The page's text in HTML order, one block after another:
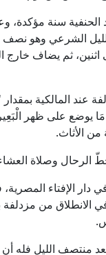
سنة مؤكدة،
الليل الشرعي وهو
اثنين، ثم يضاف
عند المالكية
مَا يوضع على ظهر
الأثاث.
الرحال وصلاة
دار الإفتاء
الانطلاق من
منتصف الليل فله